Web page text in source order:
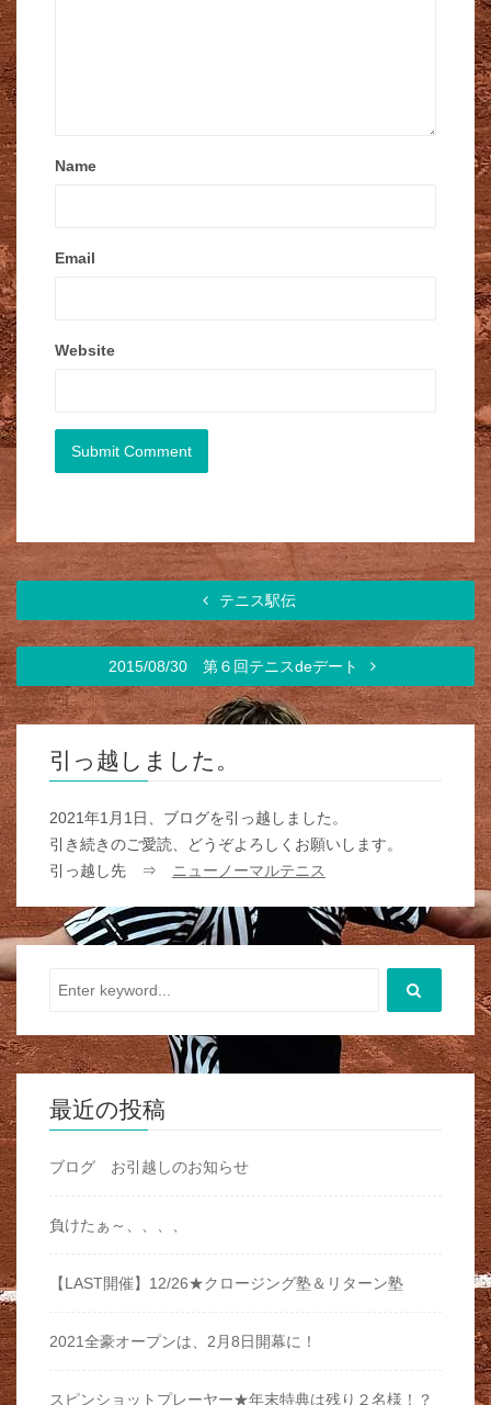
Name
Email
Website
テニス駅伝
2015/08/30 第６回テニスdeデート
引っ越しました。
2021年1月1日、ブログを引っ越しました。
引き続きのご愛読、どうぞよろしくお願いします。
引っ越し先 ⇒
ニューノーマルテニス
最近の投稿
ブログ お引越しのお知らせ
負けたぁ～、、、、
【LAST開催】12/26★クロージング塾＆リターン塾
2021全豪オープンは、2月8日開幕に！
スピンショットプレーヤー★年末特典は残り２名様！？